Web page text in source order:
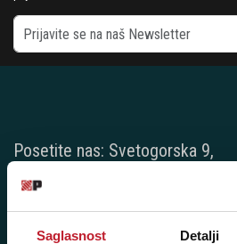
Saglasnost Detalji
Posetite nas: Svetogorska 9,
11103 Beograd, Srbija
Pozovite nas: +381 11 33-47-615